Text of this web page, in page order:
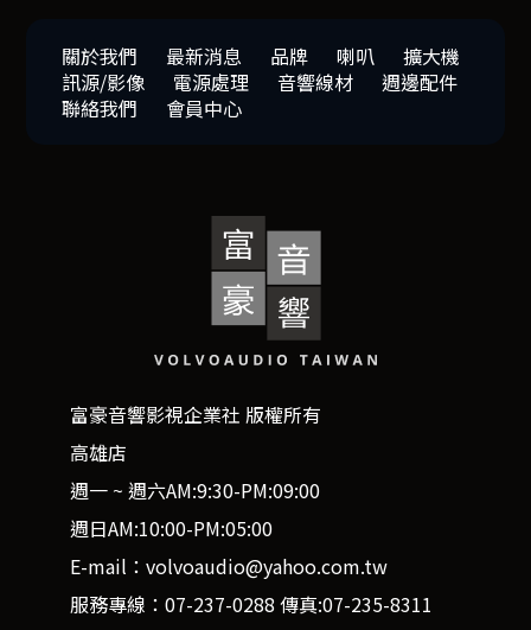
關於我們 最新消息 品牌 喇叭
擴大機
訊源/影像
電源處理 音響線材
週邊配件
聯絡我們
會員中心
富豪音響影視企業社 版權所有
高雄店
週一 ~ 週六AM:9:30-PM:09:00
週日AM:10:00-PM:05:00
E-mail：volvoaudio@yahoo.com.tw
服務專線：07-237-0288 傳真:07-235-8311